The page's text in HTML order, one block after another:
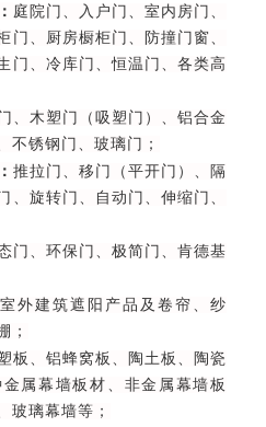
庭院门、入户门、室内房门、
门、厨房橱柜门、防撞门窗、
门、冷库门、恒温门、各类高
、木塑门（吸塑门）、铝合金
不锈钢门、玻璃门；
推拉门、移门（平开门）、隔
、旋转门、自动门、伸缩门、
门、环保门、极简门、肯德基
外建筑遮阳产品及卷帘、纱
；
板、铝蜂窝板、陶土板、陶瓷
属幕墙板材、非金属幕墙板
玻璃幕墙等；